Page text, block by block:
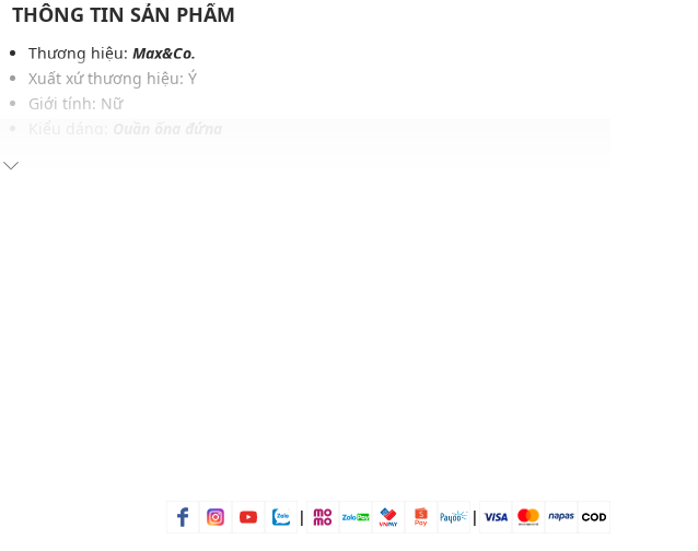
THÔNG TIN SẢN PHẨM
Thương hiệu: Max&Co.
Xuất xứ thương hiệu: Ý
Giới tính: Nữ
| |